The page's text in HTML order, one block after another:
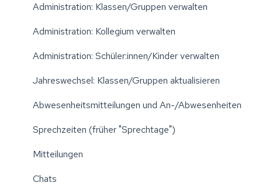
Administration: Klassen/Gruppen verwalten
Administration: Kollegium verwalten
Administration: Schüler:innen/Kinder verwalten
Jahreswechsel: Klassen/Gruppen aktualisieren
Abwesenheitsmitteilungen und An-/Abwesenheiten
Sprechzeiten (früher "Sprechtage")
Mitteilungen
Chats